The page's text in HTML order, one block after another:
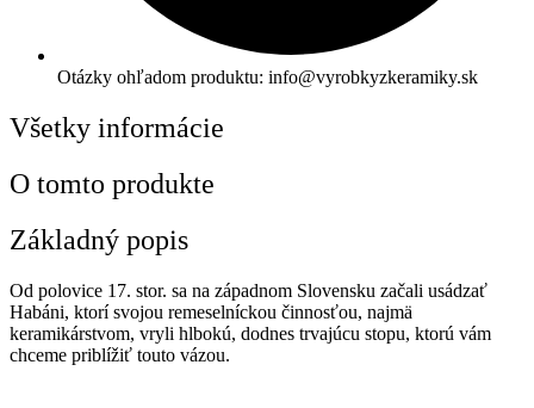
Otázky ohľadom produktu: info@vyrobkyzkeramiky.sk
Všetky informácie
O tomto produkte
Základný popis
Od polovice 17. stor. sa na západnom Slovensku začali usádzať
Habáni, ktorí svojou remeselníckou činnosťou, najmä
keramikárstvom, vryli hlbokú, dodnes trvajúcu stopu, ktorú vám
chceme priblížiť touto vázou.